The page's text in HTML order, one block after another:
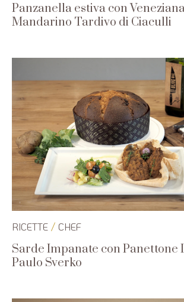
Panzanella estiva con
Mandarino Tardivo di Ciaculli
RICETTE / CHEF
Sarde Impanate con Panettone
Paulo Sverko